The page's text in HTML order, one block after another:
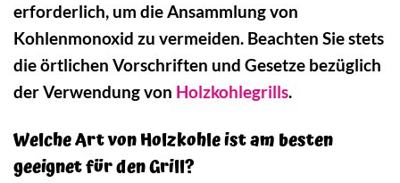
erforderlich, um die Ansammlung von
Kohlenmonoxid zu vermeiden. Beachten Sie stets
die örtlichen Vorschriften und Gesetze bezüglich
der Verwendung von Holzkohlegrills.
Welche Art von Holzkohle ist am besten
geeignet für den Grill?